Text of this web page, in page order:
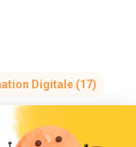
Digitale(17)